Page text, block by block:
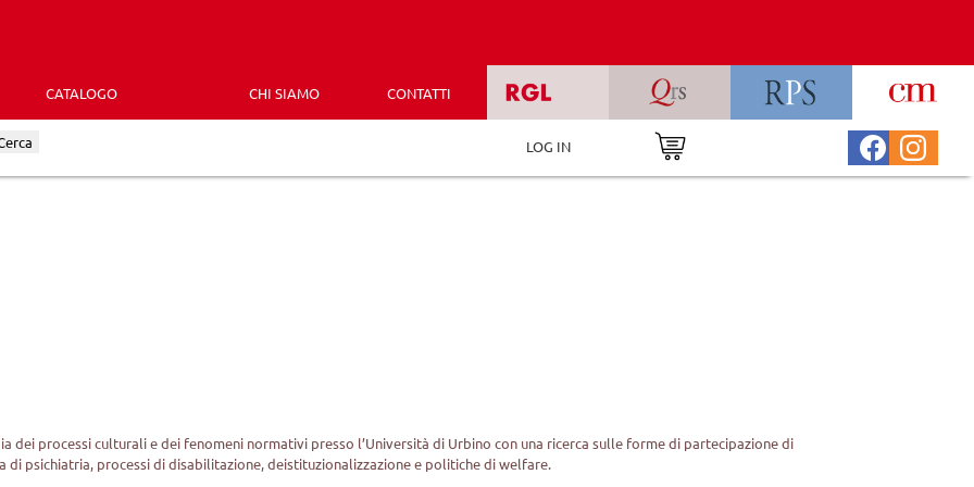
CATALOGO CHI SIAMO CONTATTI
LOG IN
processi culturali e dei fenomeni normativi presso l’Università di Urbino con una ricerca sulle forme di partecipazione di
di psichiatria, processi di disabilitazione, deistituzionalizzazione e politiche di welfare.